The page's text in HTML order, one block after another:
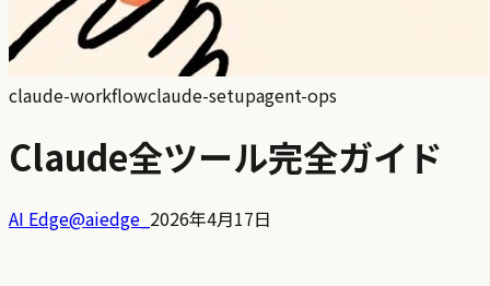
claude-workflowclaude-setupagent-ops
Claude全ツール完全ガイド
AI Edge@aiedge_ 2026年4月17日